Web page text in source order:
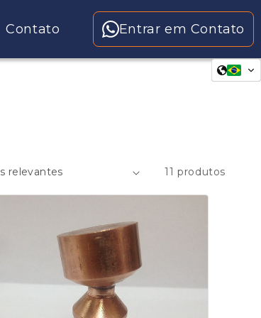
Contato Entrar em Contato
11 produtos